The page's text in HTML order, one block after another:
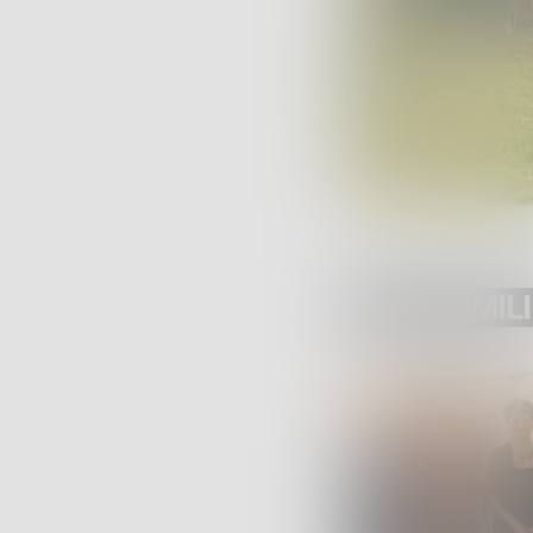
POST SIMILI